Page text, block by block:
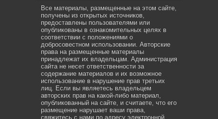
Все материалы, размещенные на этом сайте,
получены из открытых источников,
предоставлены пользователями или
опубликованы в ознакомительных целях в
соответствии с положениями о
добросовестном использовании. Авторские
права на размещенные материалы
принадлежат их владельцам. Администрация
сайта не несет ответственности за
содержание материалов и их возможное
использование в нарушение прав третьих
лиц. Если вы являетесь владельцем
авторских прав на какой-либо материал,
опубликованный на сайте, и считаете, что его
размещение нарушает ваши права,
свяжитесь с нами по адресу электронной